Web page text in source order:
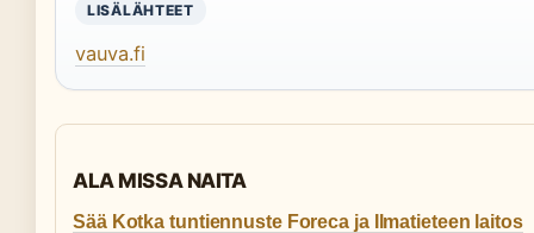
LISÄLÄHTEET
vauva.fi
ALA MISSA NAITA
Sää Kotka tuntiennuste Foreca ja Ilmatieteen laitos